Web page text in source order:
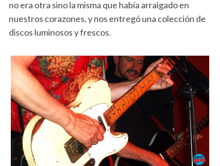
no era otra sino la misma que había arraigado en
nuestros corazones, y nos entregó una colección de
discos luminosos y frescos.